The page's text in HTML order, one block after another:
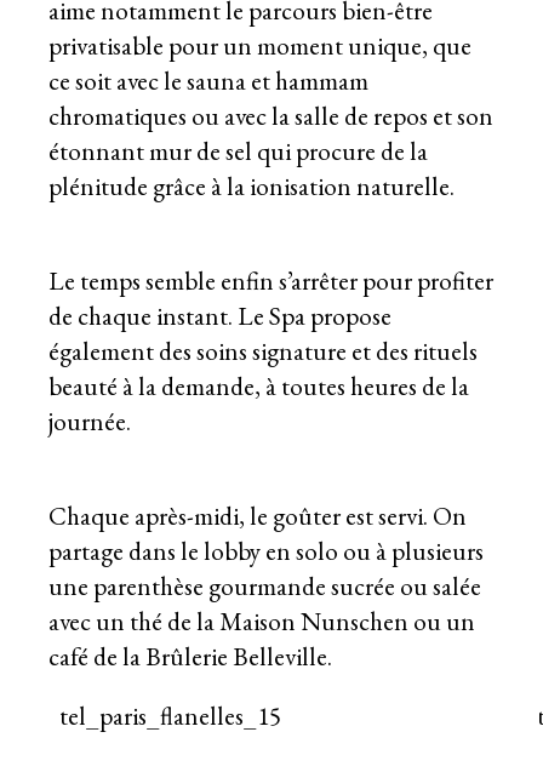
aime notamment le parcours bien-être
privatisable pour un moment unique, que
ce soit avec le sauna et hammam
chromatiques ou avec la salle de repos et son
étonnant mur de sel qui procure de la
plénitude grâce à la ionisation naturelle.
Le temps semble enfin s’arrêter pour profiter
de chaque instant. Le Spa propose
également des soins signature et des rituels
beauté à la demande, à toutes heures de la
journée.
Chaque après-midi, le goûter est servi. On
partage dans le lobby en solo ou à plusieurs
une parenthèse gourmande sucrée ou salée
avec un thé de la Maison Nunschen ou un
café de la Brûlerie Belleville.